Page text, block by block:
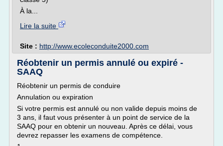
À la...
Lire la suite
Site : http://www.ecoleconduite2000.com
Réobtenir un permis annulé ou expiré -
SAAQ
Réobtenir un permis de conduire
Annulation ou expiration
Si votre permis est annulé ou non valide depuis moins de
3 ans, il faut vous présenter à un point de service de la
SAAQ pour en obtenir un nouveau. Après ce délai, vous
devrez repasser les examens de compétence.